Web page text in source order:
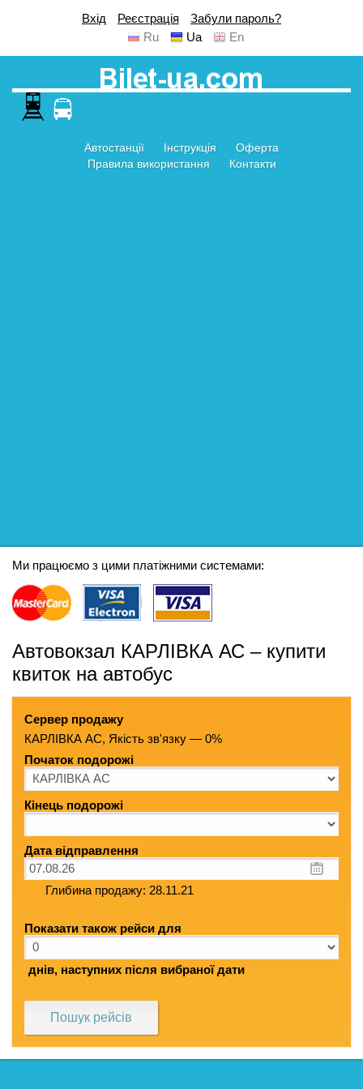
Вхід Реєстрація
Забули пароль?
Ru
Ua En
Автостанції Інструкція
Оферта
Правила використання
Контакти
Ми працюємо з цими платіжними системами:
Автовокзал КАРЛIВКА АС – купити
квиток на автобус
Сервер продажу
КАРЛIВКА АС, Якість зв'язку — 0%
Початок подорожі
Кінець подорожі
Дата відправлення
Глибина продажу: 28.11.21
Показати також рейси для
днів, наступних після вибраної дати
Пошук рейсів